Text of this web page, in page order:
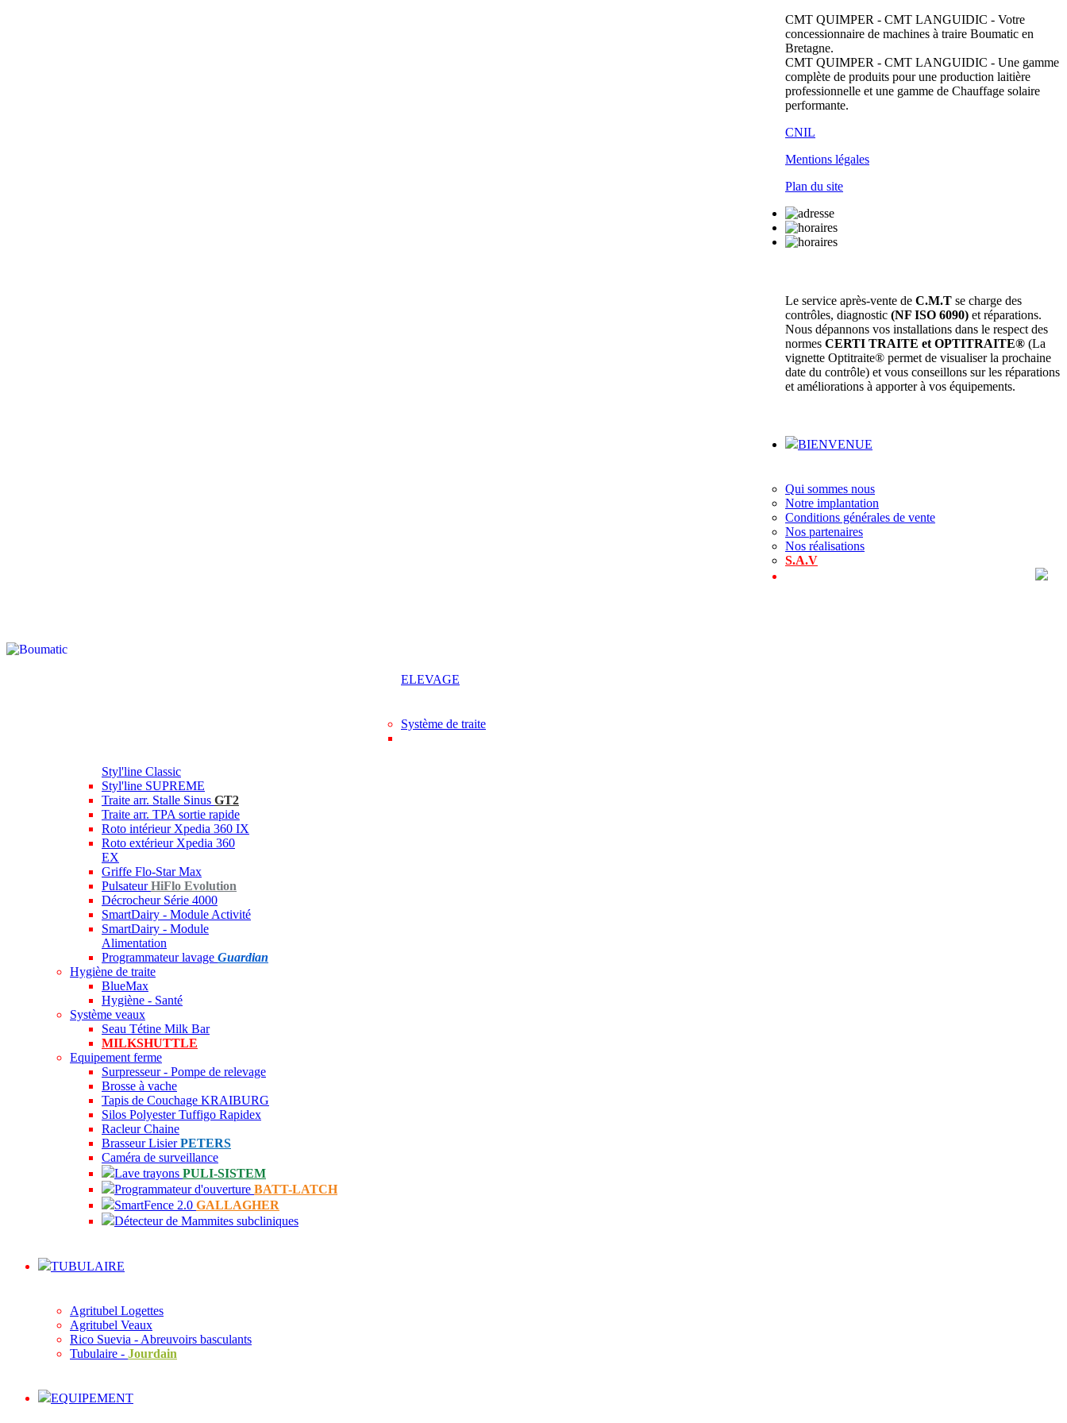
CMT QUIMPER - CMT LANGUIDIC - Votre
concessionnaire de machines à traire Boumatic en
Bretagne.
CMT QUIMPER - CMT LANGUIDIC - Une gamme
complète de produits pour une production laitière
professionnelle et une gamme de Chauffage solaire
performante.
CNIL
Mentions légales
Plan du site
Le service après-vente de C.M.T se charge des
contrôles, diagnostic (NF ISO 6090) et réparations.
Nous dépannons vos installations dans le respect des
normes CERTI TRAITE et OPTITRAITE® (La
vignette Optitraite® permet de visualiser la prochaine
date du contrôle) et vous conseillons sur les réparations
et améliorations à apporter à vos équipements.
BIENVENUE
Qui sommes nous
Notre implantation
Conditions générales de vente
Nos partenaires
Nos réalisations
S.A.V
ELEVAGE
Système de traite
Styl'line Classic
Styl'line SUPREME
Traite arr. Stalle Sinus GT2
Traite arr. TPA sortie rapide
Roto intérieur Xpedia 360 IX
Roto extérieur Xpedia 360
EX
Griffe Flo-Star Max
PulsateurHiFlo Evolution
Décrocheur Série 4000
SmartDairy - Module Activité
SmartDairy - Module
Alimentation
Programmateur lavage Guardian
Hygiène de traite
BlueMax
Hygiène - Santé
Système veaux
Seau Tétine Milk Bar
MILKSHUTTLE
Equipement ferme
Surpresseur - Pompe de relevage
Brosse à vache
Tapis de Couchage KRAIBURG
Silos Polyester Tuffigo Rapidex
Racleur Chaine
Brasseur LisierPETERS
Caméra de surveillance
Lave trayons PULI-SISTEM
Programmateur d'ouverture BATT-LATCH
SmartFence 2.0 GALLAGHER
Détecteur de Mammites subcliniques
TUBULAIRE
Agritubel Logettes
Agritubel Veaux
Rico Suevia - Abreuvoirs basculants
Tubulaire - Jourdain
EQUIPEMENT